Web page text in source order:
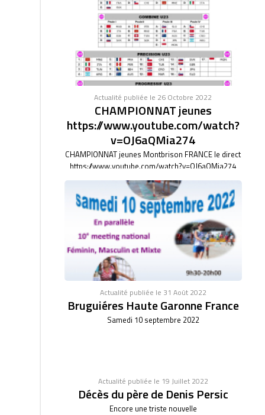
Actualité publiée le 26 Octobre 2022
CHAMPIONNAT jeunes
https://www.youtube.com/watch?
v=OJ6aQMia274
CHAMPIONNAT jeunes Montbrison FRANCE le direct
https://www.youtube.com/watch?v=OJ6aQMia274
Actualité publiée le 31 Août 2022
Bruguiéres Haute Garonne France
Samedi 10 septembre 2022
Actualité publiée le 19 Juillet 2022
Décès du père de Denis Persic
Encore une triste nouvelle